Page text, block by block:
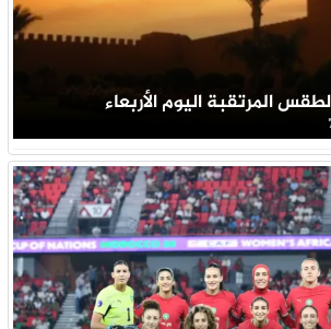
المرتقبة اليوم الأربعاء